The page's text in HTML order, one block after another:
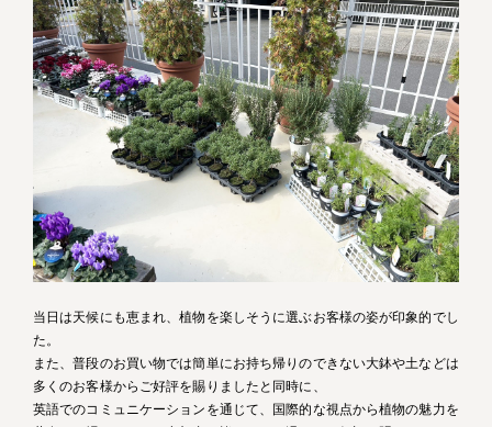
当日は天候にも恵まれ、植物を楽しそうに選ぶお客様の姿が印象的でし
た。
また、普段のお買い物では簡単にお持ち帰りのできない大鉢や土などは
多くのお客様からご好評を賜りましたと同時に、
英語でのコミュニケーションを通じて、国際的な視点から植物の魅力を